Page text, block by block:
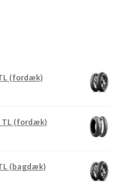
TL (fordæk)
TL (fordæk)
(bagdæk)